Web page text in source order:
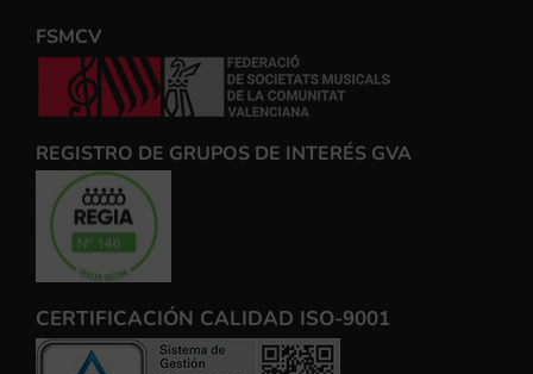
FSMCV
REGISTRO DE GRUPOS DE INTERÉS GVA
CERTIFICACIÓN CALIDAD ISO-9001